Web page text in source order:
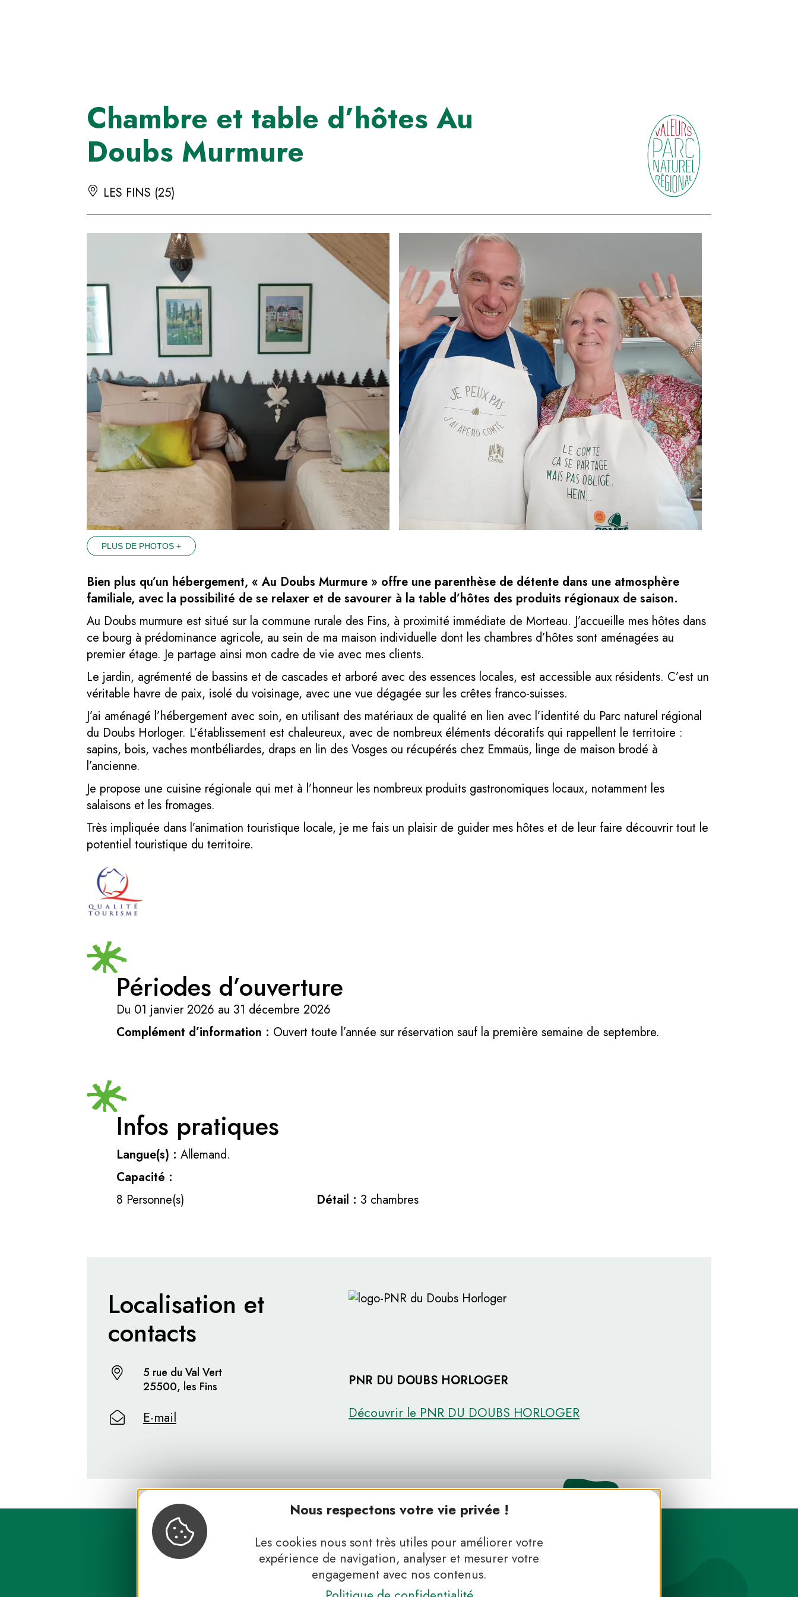
Nous respectons votre vie privée !
Les cookies nous sont très utiles pour améliorer votre
expérience de navigation, analyser et mesurer votre
engagement avec nos contenus.
Chambre et table d’hôtes Au
Doubs Murmure
LES FINS (25)
PLUS DE PHOTOS +
Bien plus qu’un hébergement, « Au Doubs Murmure » offre une parenthèse de détente dans une atmosphère
familiale, avec la possibilité de se relaxer et de savourer à la table d’hôtes des produits régionaux de saison.
Au Doubs murmure est situé sur la commune rurale des Fins, à proximité immédiate de Morteau. J’accueille mes hôtes dans
ce bourg à prédominance agricole, au sein de ma maison individuelle dont les chambres d’hôtes sont aménagées au
premier étage. Je partage ainsi mon cadre de vie avec mes clients.
Le jardin, agrémenté de bassins et de cascades et arboré avec des essences locales, est accessible aux résidents. C’est un
véritable havre de paix, isolé du voisinage, avec une vue dégagée sur les crêtes franco-suisses.
J’ai aménagé l’hébergement avec soin, en utilisant des matériaux de qualité en lien avec l’identité du Parc naturel régional
du Doubs Horloger. L’établissement est chaleureux, avec de nombreux éléments décoratifs qui rappellent le territoire :
sapins, bois, vaches montbéliardes, draps en lin des Vosges ou récupérés chez Emmaüs, linge de maison brodé à
l’ancienne.
Je propose une cuisine régionale qui met à l’honneur les nombreux produits gastronomiques locaux, notamment les
salaisons et les fromages.
Très impliquée dans l’animation touristique locale, je me fais un plaisir de guider mes hôtes et de leur faire découvrir tout le
potentiel touristique du territoire.
Périodes d’ouverture
Du 01 janvier 2026 au 31 décembre 2026
Complément d’information : Ouvert toute l’année sur réservation sauf la première semaine de septembre.
Infos pratiques
Langue(s) : Allemand.
Capacité :
8 Personne(s)
Détail : 3 chambres
Localisation et
contacts
5 rue du Val Vert
25500, les Fins
E-mail
PNR DU DOUBS HORLOGER
Découvrir le PNR DU DOUBS HORLOGER